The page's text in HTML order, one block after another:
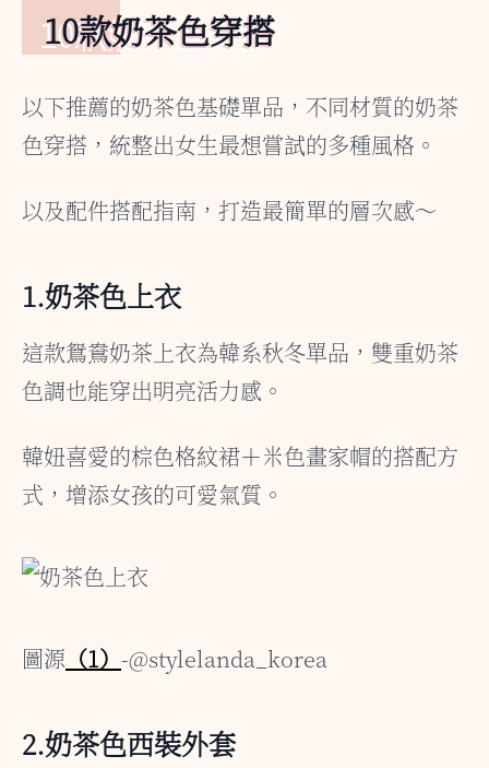
10款奶茶色穿搭
以下推薦的奶茶色基礎單品，不同材質的奶茶
色穿搭，統整出女生最想嘗試的多種風格。
以及配件搭配指南，打造最簡單的層次感～
1.奶茶色上衣
這款鴛鴦奶茶上衣為韓系秋冬單品，雙重奶茶
色調也能穿出明亮活力感。
韓妞喜愛的棕色格紋裙＋米色畫家帽的搭配方
式，增添女孩的可愛氣質。
圖源 （1） -@stylelanda_korea
2.奶茶色西裝外套